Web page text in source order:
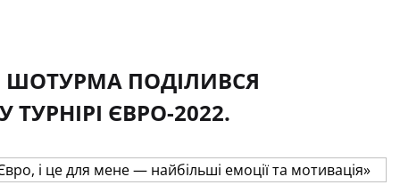
ШОТУРМА ПОДІЛИВСЯ
ЄВРО-2022.